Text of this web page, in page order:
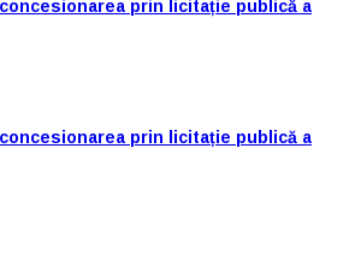
prin licitație publică a
prin licitație publică a